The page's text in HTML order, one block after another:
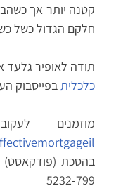
קטנה יותר אך
חלקם הגדול כשל
תודה לאופיר גלעד
כלכלית בפייסבוק
מוזמנים
5232-799